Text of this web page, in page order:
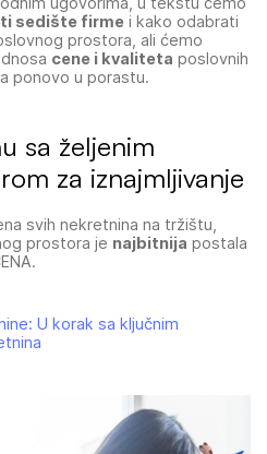
sedište firme i kako odabrati
prostora, ali ćemo
cene i kvaliteta poslovnih
ponovo u porastu.
sa željenim
za iznajmljivanje
svih nekretnina na tržištu,
prostora je najbitnija postala
U korak sa ključnim